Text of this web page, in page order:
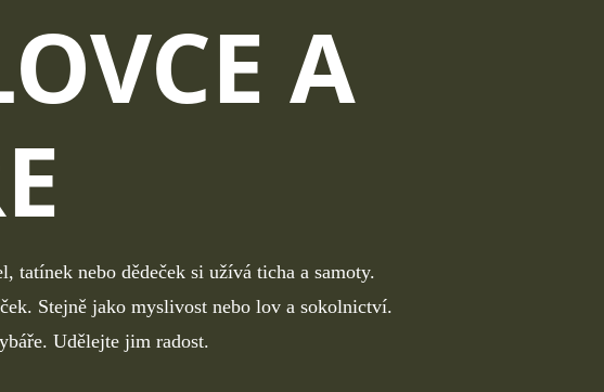
A
tatínek nebo dědeček si užívá ticha a samoty.
Stejně jako myslivost nebo lov a sokolnictví.
Udělejte jim radost.